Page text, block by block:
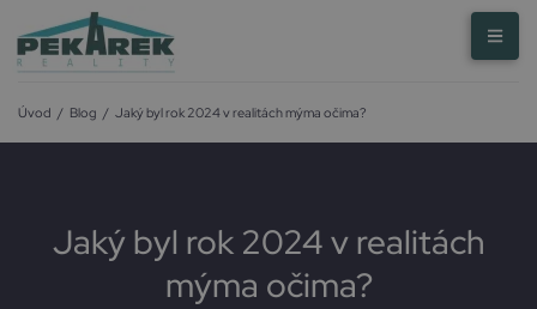
Úvod / Blog / Jaký byl rok 2024 v realitách mýma očima?
Jaký byl rok 2024 v realitách
mýma očima?